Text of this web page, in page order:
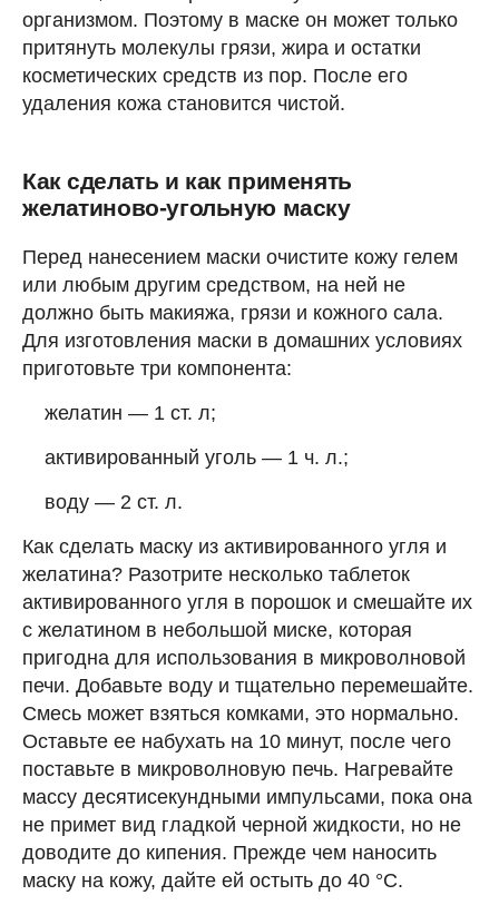
организмом. Поэтому в маске он может только
притянуть молекулы грязи, жира и остатки
косметических средств из пор. После его
удаления кожа становится чистой.
Как сделать и как применять
желатиново-угольную маску
Перед нанесением маски очистите кожу гелем
или любым другим средством, на ней не
должно быть макияжа, грязи и кожного сала.
Для изготовления маски в домашних условиях
приготовьте три компонента:
желатин — 1 ст. л;
активированный уголь — 1 ч. л.;
воду — 2 ст. л.
Как сделать маску из активированного угля и
желатина? Разотрите несколько таблеток
активированного угля в порошок и смешайте их
с желатином в небольшой миске, которая
пригодна для использования в микроволновой
печи. Добавьте воду и тщательно перемешайте.
Смесь может взяться комками, это нормально.
Оставьте ее набухать на 10 минут, после чего
поставьте в микроволновую печь. Нагревайте
массу десятисекундными импульсами, пока она
не примет вид гладкой черной жидкости, но не
доводите до кипения. Прежде чем наносить
маску на кожу, дайте ей остыть до 40 °С.